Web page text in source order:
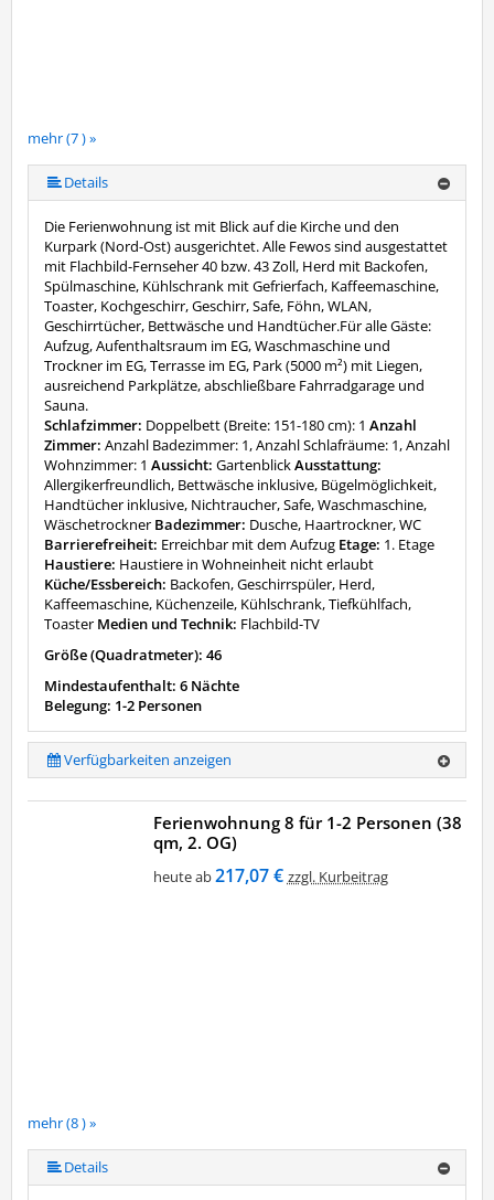
mehr (7 ) »
mehr (7 ) »
mehr (7 ) »
mehr (7 ) »
Details
Die Ferienwohnung ist mit Blick auf die Kirche und den
Kurpark (Nord-Ost) ausgerichtet. Alle Fewos sind ausgestattet
mit Flachbild-Fernseher 40 bzw. 43 Zoll, Herd mit Backofen,
Spülmaschine, Kühlschrank mit Gefrierfach, Kaffeemaschine,
Toaster, Kochgeschirr, Geschirr, Safe, Föhn, WLAN,
Geschirrtücher, Bettwäsche und Handtücher.Für alle Gäste:
Aufzug, Aufenthaltsraum im EG, Waschmaschine und
Trockner im EG, Terrasse im EG, Park (5000 m²) mit Liegen,
ausreichend Parkplätze, abschließbare Fahrradgarage und
Sauna.
Schlafzimmer: Doppelbett (Breite: 151-180 cm): 1 Anzahl
Zimmer: Anzahl Badezimmer: 1, Anzahl Schlafräume: 1, Anzahl
Wohnzimmer: 1 Aussicht: GartenblickAusstattung:
Allergikerfreundlich, Bettwäsche inklusive, Bügelmöglichkeit,
Handtücher inklusive, Nichtraucher, Safe, Waschmaschine,
Wäschetrockner Badezimmer: Dusche, Haartrockner, WC
Barrierefreiheit: Erreichbar mit dem Aufzug Etage: 1. Etage
Haustiere: Haustiere in Wohneinheit nicht erlaubt
Küche/Essbereich: Backofen, Geschirrspüler, Herd,
Kaffeemaschine, Küchenzeile, Kühlschrank, Tiefkühlfach,
Toaster Medien und Technik: Flachbild-TV
Größe (Quadratmeter): 46
Mindestaufenthalt: 6 Nächte
Belegung: 1-2 Personen
Verfügbarkeiten anzeigen
mehr (8 ) »
mehr (8 ) »
mehr (8 ) »
mehr (8 ) »
mehr (8 ) »
Ferienwohnung 8 für 1-2 Personen (38
qm, 2. OG)
heute ab217,07 € zzgl. Kurbeitrag
Details